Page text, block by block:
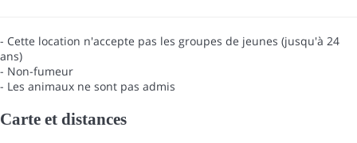
- Cette location n'accepte pas les groupes de jeunes (jusqu'à 24
ans)
- Non-fumeur
- Les animaux ne sont pas admis
Carte et distances